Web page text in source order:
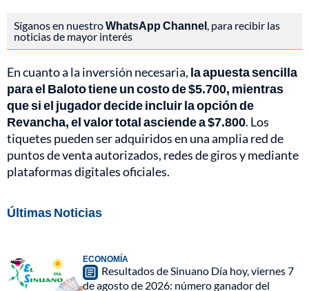
Síganos en nuestroWhatsApp Channel, para recibir las
noticias de mayor interés
En cuanto a la inversión necesaria, la apuesta sencilla
para el Baloto tiene un costo de $5.700, mientras
que si el jugador decide incluir la opción de
Revancha, el valor total asciende a $7.800. Los
tiquetes pueden ser adquiridos en una amplia red de
puntos de venta autorizados, redes de giros y mediante
plataformas digitales oficiales.
Últimas Noticias
ECONOMÍA
Resultados de Sinuano Día hoy, viernes 7
de agosto de 2026: número ganador del